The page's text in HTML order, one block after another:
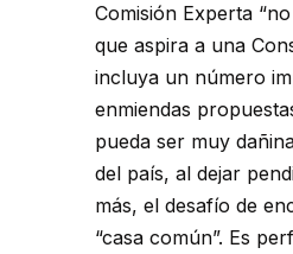
Comisión Experta
que aspira a una
incluya un número
enmiendas
pueda ser muy
del país, al dejar
más, el desafío de
“casa común”. Es